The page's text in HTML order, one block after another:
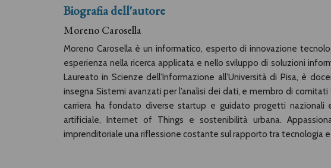
Biografia dell'autore
Moreno Carosella
Moreno Carosella è un informatico, esperto di innovazione
esperienza nella ricerca applicata e nello sviluppo di soluzioni
Laureato in Scienze dell’Informazione all’Università di Pisa, è
insegna Sistemi avanzati per l’analisi dei dati, e membro di
carriera ha fondato diverse startup e guidato progetti nazionali
artificiale, Internet of Things e sostenibilità urbana.
imprenditoriale una riflessione costante sul rapporto tra tecnologia